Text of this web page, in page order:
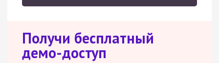
Получи бесплатный
демо-доступ